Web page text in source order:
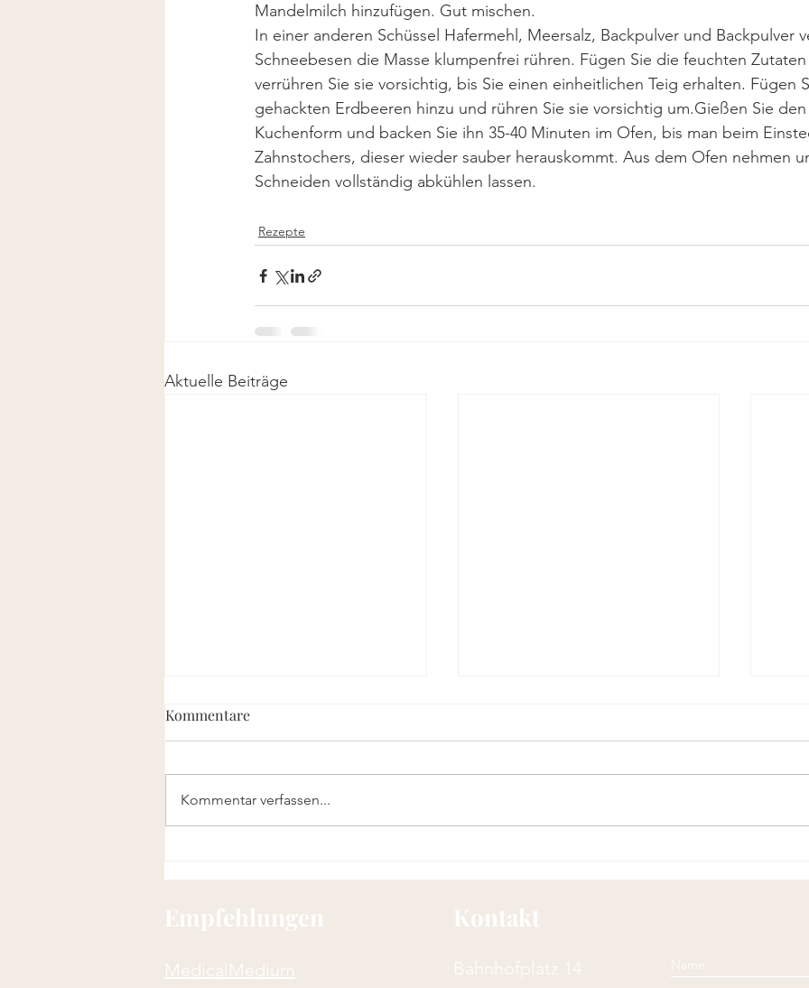
Mandelmilch hinzufügen. Gut mischen.
In einer anderen Schüssel Hafermehl, Meersalz, Backpulver und Backpulver
Schneebesen die Masse klumpenfrei rühren. Fügen Sie die feuchten
verrühren Sie sie vorsichtig, bis Sie einen einheitlichen Teig erhalten. Fügen
gehackten Erdbeeren hinzu und rühren Sie sie vorsichtig um.Gießen Sie
Kuchenform und backen Sie ihn 35-40 Minuten im Ofen, bis man beim
Zahnstochers, dieser wieder sauber herauskommt. Aus dem Ofen nehmen
Schneiden vollständig abkühlen lassen.
Rezepte
Aktuelle Beiträge
blutnährende Suppe! Miso-
koreanische Perilla-Blätter
Kommentare
Kommentar verfassen...
Empfehlungen
MedicalMedium
Kontakt
Bahnhofplatz 14